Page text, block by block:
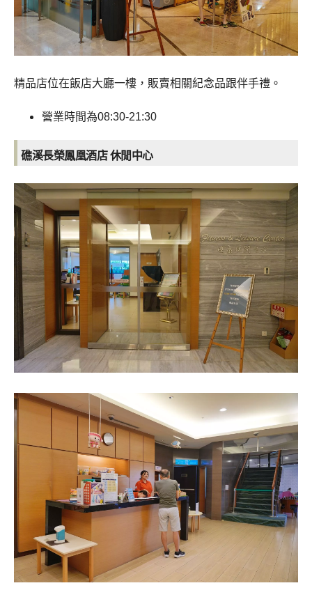
精品店位在飯店大廳一樓，販賣相關紀念品跟伴手禮。
營業時間為08:30-21:30
礁溪長榮鳳凰酒店休閒中心